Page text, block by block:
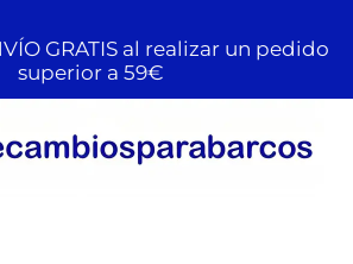
GRATIS al realizar un pedido
superior a 59€